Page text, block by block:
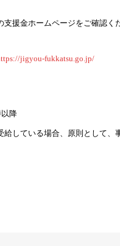
援金ホームページをご確認く
jigyou-fukkatsu.go.jp/
降
している場合、原則として